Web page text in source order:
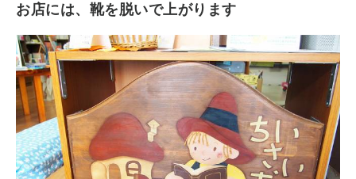
お店には、靴を脱いで上がります